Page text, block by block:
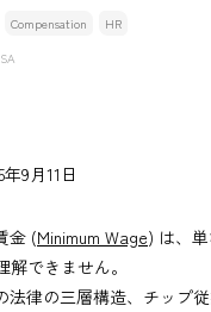
Compensation
HR
9月11日
金 (Minimum Wage) は、
解できません。
法律の三層構造、チップ従